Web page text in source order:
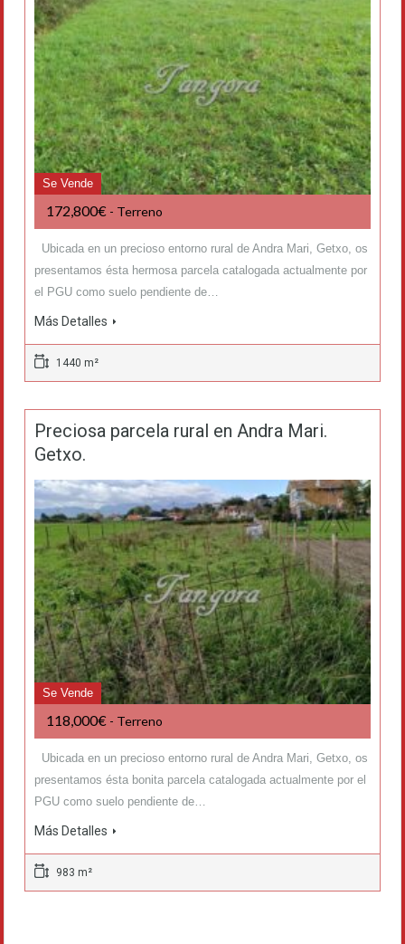
Se Vende
172,800€ - Terreno
Ubicada en un precioso entorno rural de Andra Mari, Getxo, os
presentamos ésta hermosa parcela catalogada actualmente por
el PGU como suelo pendiente de…
Más Detalles
1440 m²
Preciosa parcela rural en Andra Mari.
Getxo.
Se Vende
118,000€ - Terreno
Ubicada en un precioso entorno rural de Andra Mari, Getxo, os
presentamos ésta bonita parcela catalogada actualmente por el
PGU como suelo pendiente de…
Más Detalles
983 m²